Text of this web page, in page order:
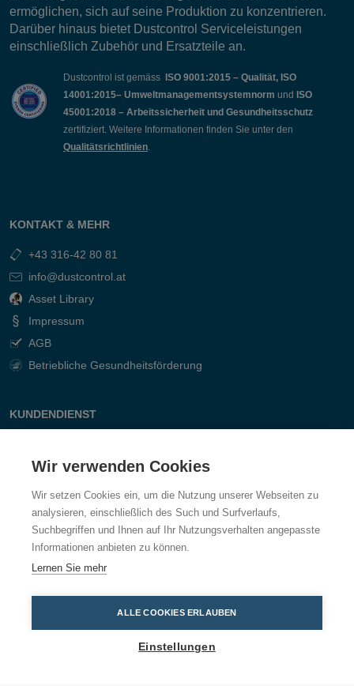
ermöglichen, sich auf seine Produktion zu konzentrieren.
Darüber hinaus bietet Dustcontrol Serviceleistungen
einschließlich Zubehör und Ersatzteile an.
Dustcontrol ist gemäss
ISO 9001:2015 – Qualität, ISO
14001:2015– Umweltmanagementsystemnorm und ISO
45001:2018 – Arbeitssicherheit und Gesundheitsschutz
zertifiziert. Weitere Informationen finden Sie unter den
Qualitätsrichtlinien.
KONTAKT & MEHR
+43 316-42 80 81
info@dustcontrol.at
Asset Library
Impressum
AGB
Betriebliche Gesundheitsförderung
KUNDENDIENST
Fragen & Antworten
Wir verwenden Cookies
Wir setzen Cookies ein, um die Nutzung unserer Webseiten zu
analysieren, einschließlich des Such und Surfverlaufs,
Suchbegriffen und Ihnen auf Ihr Nutzungsverhalten angepasste
Informationen anbieten zu können.
Lernen Sie mehr
ALLE COOKIES ERLAUBEN
Einstellungen